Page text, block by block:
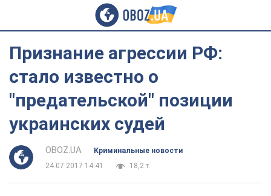
Признание агрессии РФ:
стало известно о
"предательской" позиции
украинских судей
OBOZ.UA
Криминальные новости
24.07.2017 14:41
18,2 т.